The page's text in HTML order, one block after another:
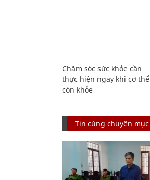
Chăm sóc sức khỏe cần
thực hiện ngay khi cơ thể
còn khỏe
Tin cùng chuyên mục